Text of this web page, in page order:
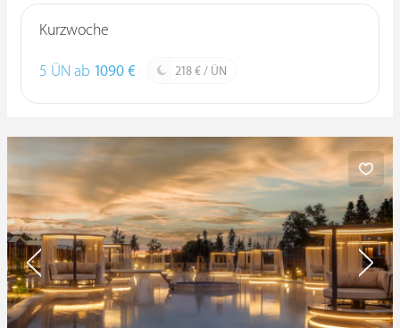
Kurzwoche
5 ÜN ab 1090 € 218 € / ÜN